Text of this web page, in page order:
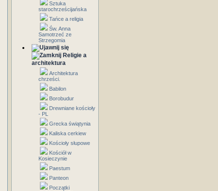
Sztuka
starochrześcijańska
Tańce a religia
Św. Anna
Samotrzeć ze
Strzegomia
Religie a
architektura
Architektura
chrześci.
Babilon
Borobudur
Drewniane kościoły
- PL
Grecka świątynia
Kaliska cerkiew
Kościoły słupowe
Kościół w
Kosieczynie
Paestum
Panteon
Początki